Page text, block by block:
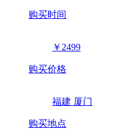
购买时间
￥2499
购买价格
福建 厦门
购买地点